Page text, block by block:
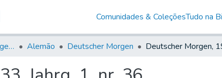
Comunidades & ColeçõesTudo na
Jornais em Língua Estrangeira Alemão Deutscher Morgen